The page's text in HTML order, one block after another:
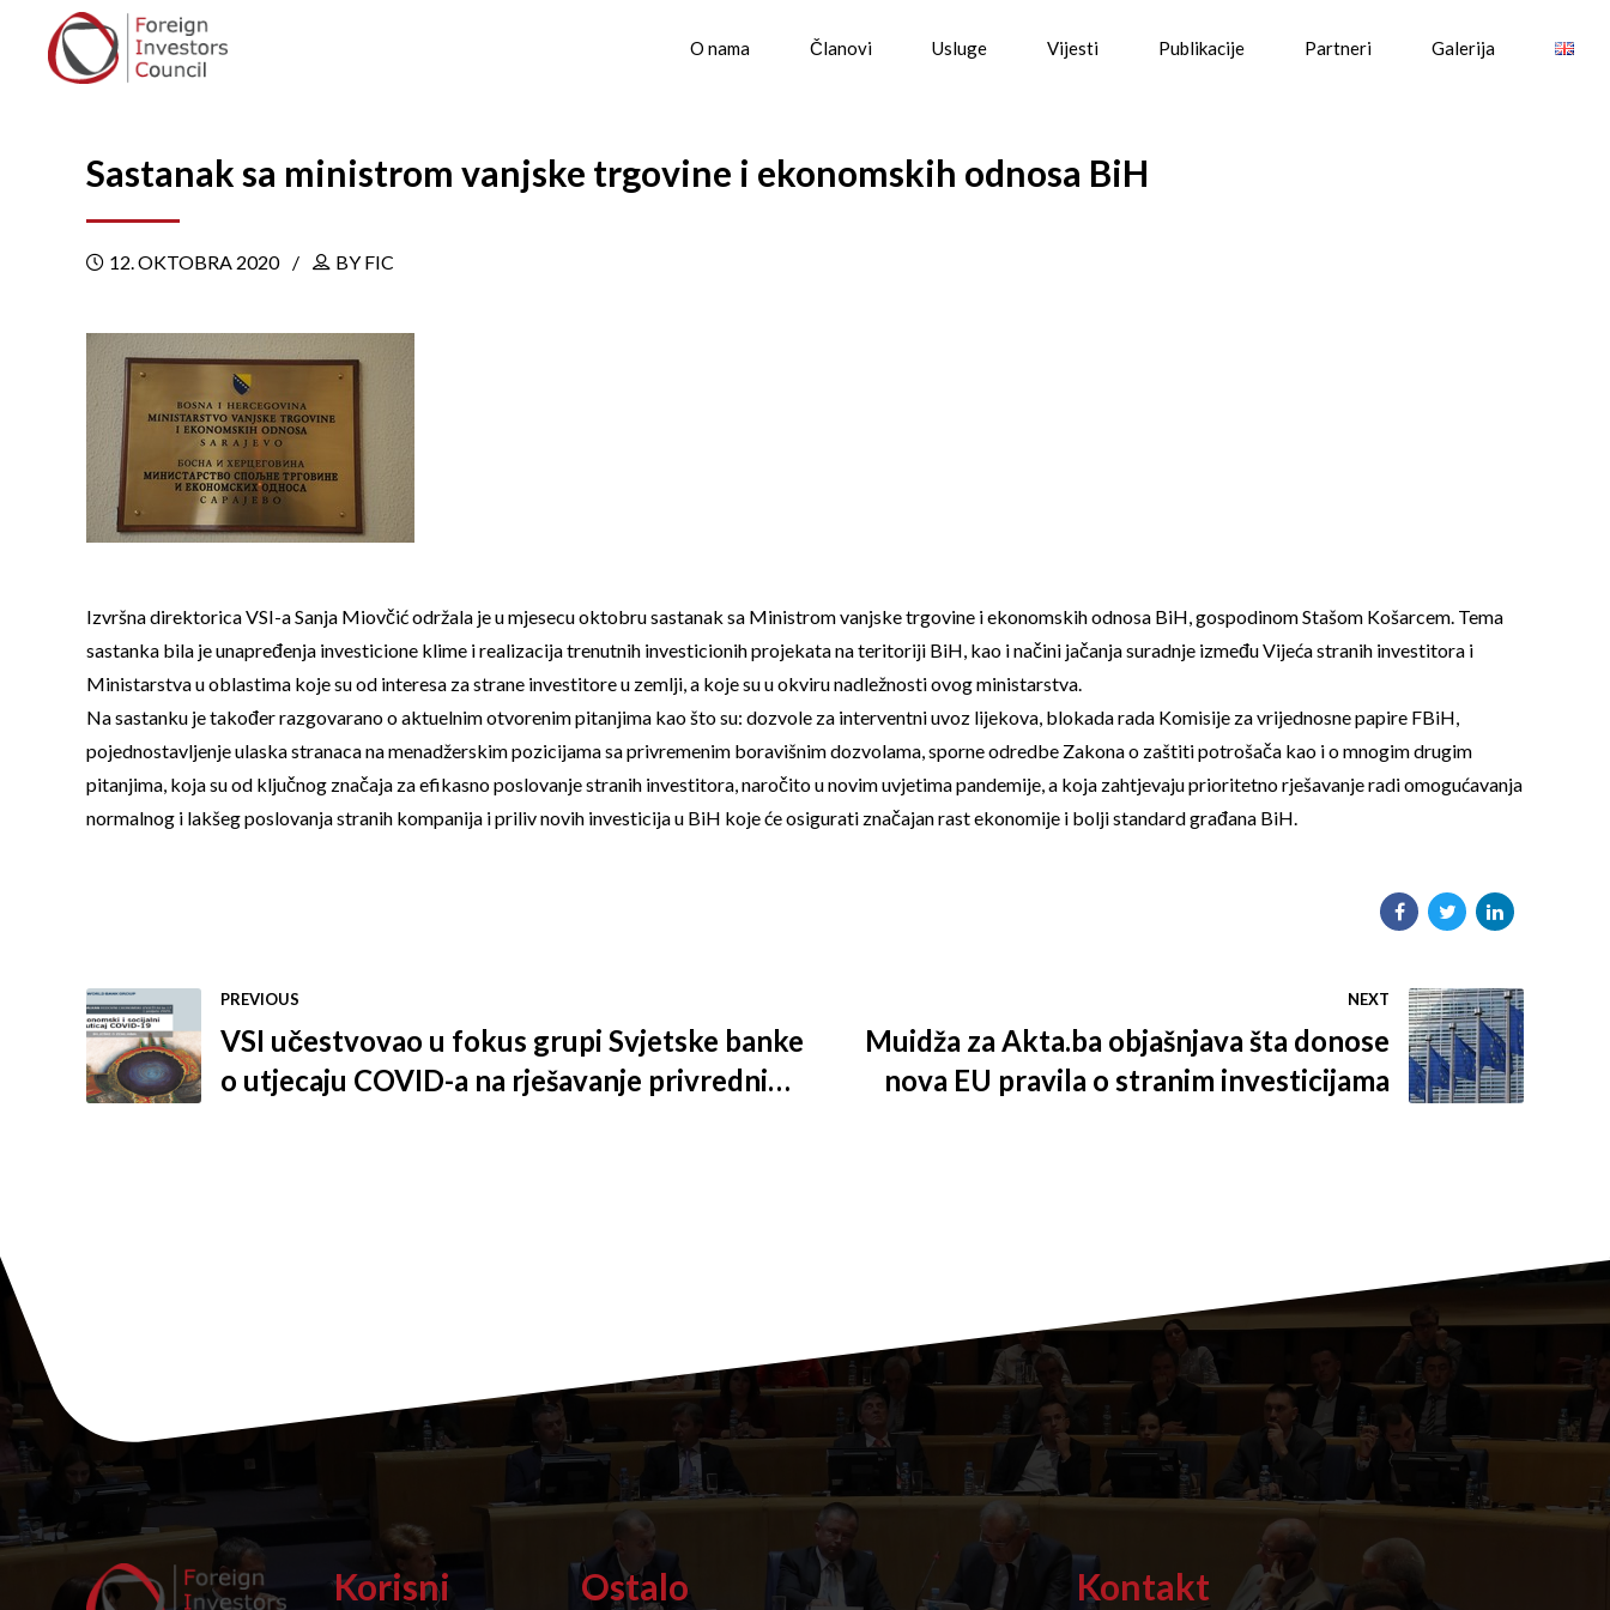
O nama Članovi Usluge Vijesti Publikacije Partneri Galerija
Sastanak sa ministrom vanjske trgovine i ekonomskih odnosa BiH
12. OKTOBRA 2020 BY FIC
Izvršna direktorica VSI-a Sanja Miovčić održala je u mjesecu oktobru sastanak sa Ministrom vanjske trgovine i ekonomskih odnosa BiH, gospodinom Stašom Košarcem. Tema
sastanka bila je unapređenja investicione klime i realizacija trenutnih investicionih projekata na teritoriji BiH, kao i načini jačanja suradnje između Vijeća stranih investitora i
Ministarstva u oblastima koje su od interesa za strane investitore u zemlji, a koje su u okviru nadležnosti ovog ministarstva.
Na sastanku je također razgovarano o aktuelnim otvorenim pitanjima kao što su: dozvole za interventni uvoz lijekova, blokada rada Komisije za vrijednosne papire FBiH,
pojednostavljenje ulaska stranaca na menadžerskim pozicijama sa privremenim boravišnim dozvolama, sporne odredbe Zakona o zaštiti potrošača kao i o mnogim drugim
pitanjima, koja su od ključnog značaja za efikasno poslovanje stranih investitora, naročito u novim uvjetima pandemije, a koja zahtjevaju prioritetno rješavanje radi omogućavanja
normalnog i lakšeg poslovanja stranih kompanija i priliv novih investicija u BiH koje će osigurati značajan rast ekonomije i bolji standard građana BiH.
PREVIOUS
VSI učestvovao u fokus grupi Svjetske banke
o utjecaju COVID-a na rješavanje privrednih
NEXT
Muidža za Akta.ba objašnjava šta donose
nova EU pravila o stranim investicijama
Korisni Ostalo Kontakt